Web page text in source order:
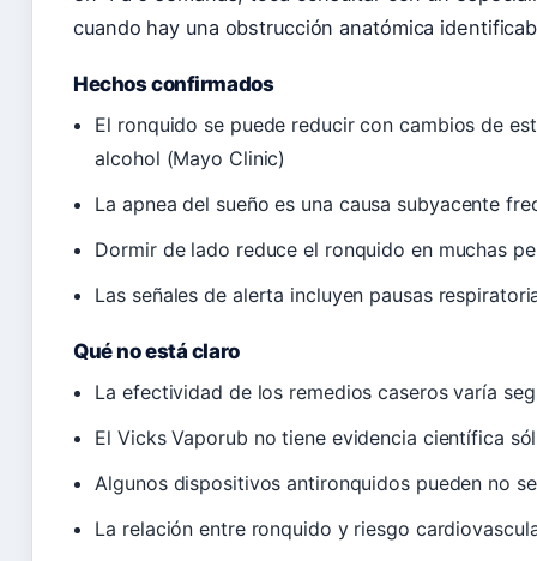
cuando hay una obstrucción anatómica
Hechos confirmados
El ronquido se puede reducir con cambios de
alcohol (Mayo Clinic)
La apnea del sueño es una causa subyacente
Dormir de lado reduce el ronquido en muchas
Las señales de alerta incluyen pausas
Qué no está claro
La efectividad de los remedios caseros varía
El Vicks Vaporub no tiene evidencia científica
Algunos dispositivos antironquidos pueden no
La relación entre ronquido y riesgo